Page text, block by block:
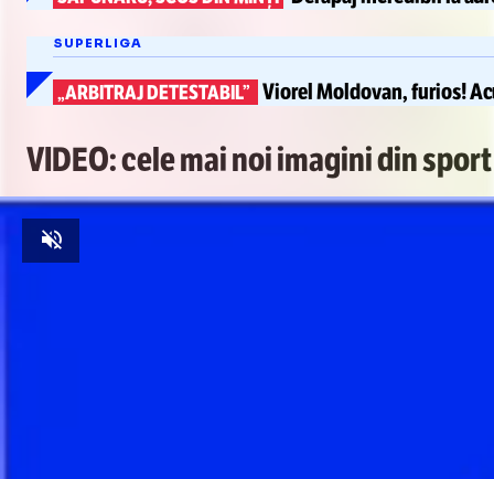
SUPERLIGA
„ARBITRAJ DETESTABIL” Viorel Moldovan, furios!
VIDEO: cele mai noi imagini din sport
Unmute